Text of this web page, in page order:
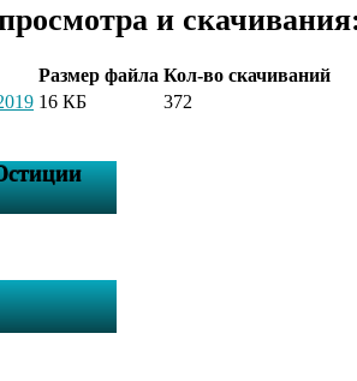
и
Размер файла Кол-во скачиваний
16 КБ 372